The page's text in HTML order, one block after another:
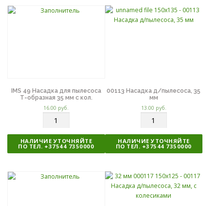
IMS 49 Насадка для пылесоса
Т-образная 35 мм с кол.
16.00 руб.
л
и
ч
с
НАЛИЧИЕ УТОЧНЯЙТЕ
ПО ТЕЛ. +37544 7350000
00113 Насадка д/пылесоса, 35
мм
13.00 руб.
л
и
ч
с
т
в
НАЛИЧИЕ УТОЧНЯЙТЕ
ПО ТЕЛ. +37544 7350000